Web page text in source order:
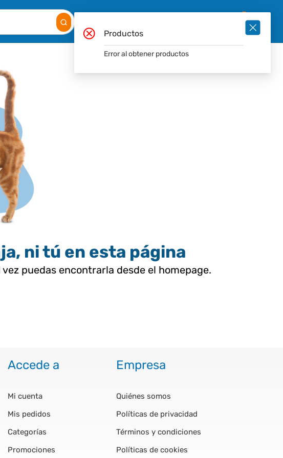
ni tú en esta página
puedas encontrarla desde el homepage.
Accede a
Mi cuenta
Mis pedidos
Categorías
Promociones
Empresa
Quiénes somos
Políticas de privacidad
Términos y condiciones
Políticas de cookies
Productos
Error al obtener productos